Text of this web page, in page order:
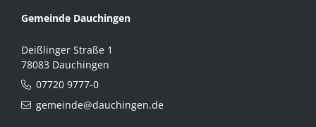
Gemeinde Dauchingen
Deißlinger Straße 1
78083 Dauchingen
07720 9777-0
gemeinde@dauchingen.de